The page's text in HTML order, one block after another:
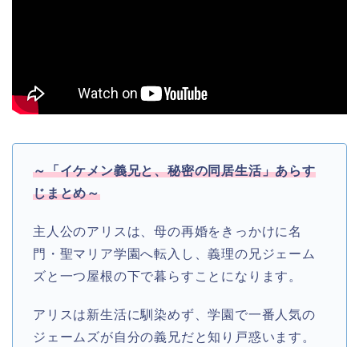
～「イケメン義兄と、秘密の同居生活」あらす
じまとめ～
主人公のアリスは、母の再婚をきっかけに名
門・聖マリア学園へ転入し、義理の兄ジェーム
ズと一つ屋根の下で暮らすことになります。
アリスは新生活に馴染めず、学園で一番人気の
ジェームズが自分の義兄だと知り戸惑います。